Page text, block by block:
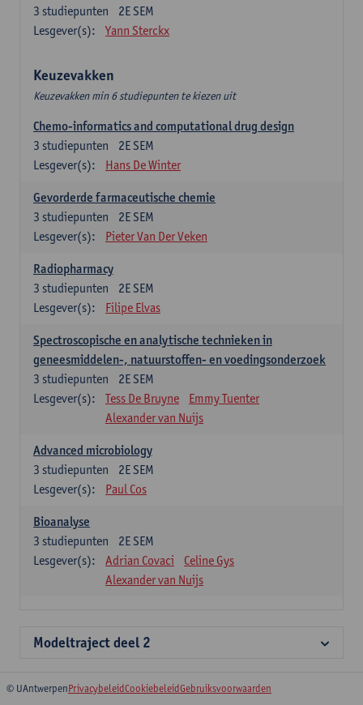
2E SEM
3 studiepunten
Lesgever(s):
Yann Sterckx
Keuzevakken
Keuzevakken min 6 studiepunten te kiezen uit
Chemo-informatics and computational drug design
2E SEM
3 studiepunten
Lesgever(s):
Hans De Winter
Gevorderde farmaceutische chemie
2E SEM
3 studiepunten
Lesgever(s):
Pieter Van Der Veken
Radiopharmacy
2E SEM
3 studiepunten
Lesgever(s):
Filipe Elvas
Spectroscopische en analytische technieken in
geneesmiddelen-, natuurstoffen- en voedingsonderzoek
2E SEM
3 studiepunten
Lesgever(s):
Tess De Bruyne
Emmy Tuenter
Alexander van Nuijs
Advanced microbiology
2E SEM
3 studiepunten
Lesgever(s):
Paul Cos
Bioanalyse
2E SEM
3 studiepunten
Lesgever(s):
Adrian Covaci
Celine Gys
Alexander van Nuijs
Modeltraject deel 2
© UAntwerpenPrivacybeleidCookiebeleidGebruiksvoorwaarden